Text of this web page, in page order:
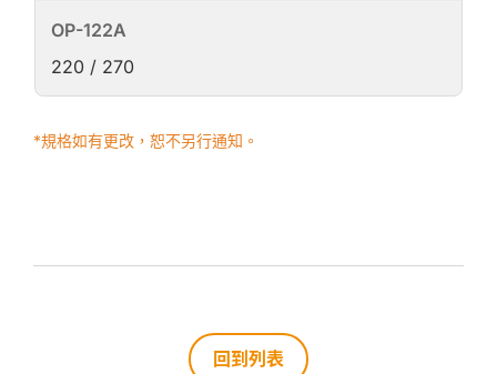
220 / 270
*規格如有更改，恕不另行通知。
回到列表